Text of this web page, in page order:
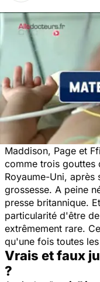
Maddison, Page et
comme trois gouttes
Royaume-Uni, après
grossesse. A peine
presse britannique.
particularité d'être de
extrêmement rare.
qu'une fois toutes
Vrais et faux
?